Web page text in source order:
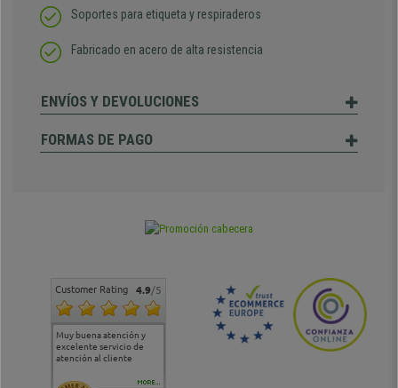
Soportes para etiqueta y respiraderos
Fabricado en acero de alta resistencia
ENVÍOS Y DEVOLUCIONES
FORMAS DE PAGO
Customer Rating 4.9/5
Muy buena atención y
excelente servicio de
atención al cliente
Muy buena atención de
cara al asesoramiento
Si estoy contento
MORE...